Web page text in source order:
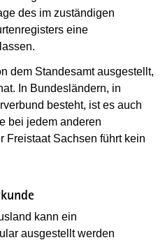
des im zuständigen
eine
dem Standesamt ausgestellt,
In Bundesländern, in
besteht, ist es auch
bei jedem anderen
Freistaat Sachsen führt kein
kann ein
ausgestellt werden